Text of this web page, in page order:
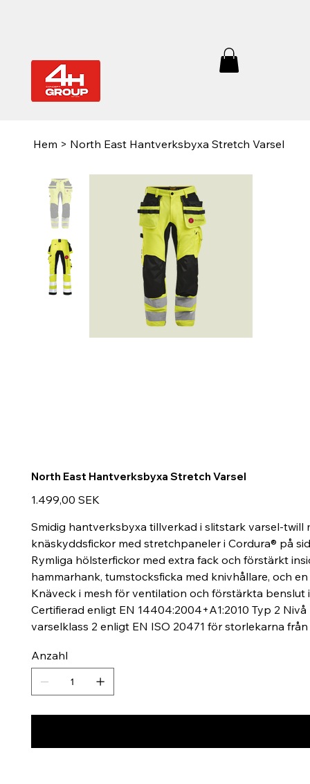
Hem > North East Hantverksbyxa Stretch Varsel
North East Hantverksbyxa Stretch Varsel
Preis
1.499,00 SEK
Smidig hantverksbyxa tillverkad i slitstark varsel-
knäskyddsfickor med stretchpaneler i Cordura® på
Rymliga hölsterfickor med extra fack och förstärkt
hammarhank, tumstocksficka med knivhållare, och
Knäveck i mesh för ventilation och förstärkta
Certifierad enligt EN 14404:2004+A1:2010 Typ 2
varselklass 2 enligt EN ISO 20471 för storlekarna
Anzahl